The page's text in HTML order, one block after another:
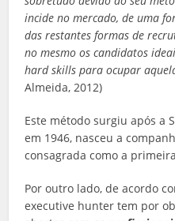
incide no mercado, de uma
das restantes formas de
no mesmo os candidatos
hard skills para ocupar
Almeida, 2012)
Este método surgiu após a
em 1946, nasceu a
consagrada como a
Por outro lado, de acordo
executive hunter tem por